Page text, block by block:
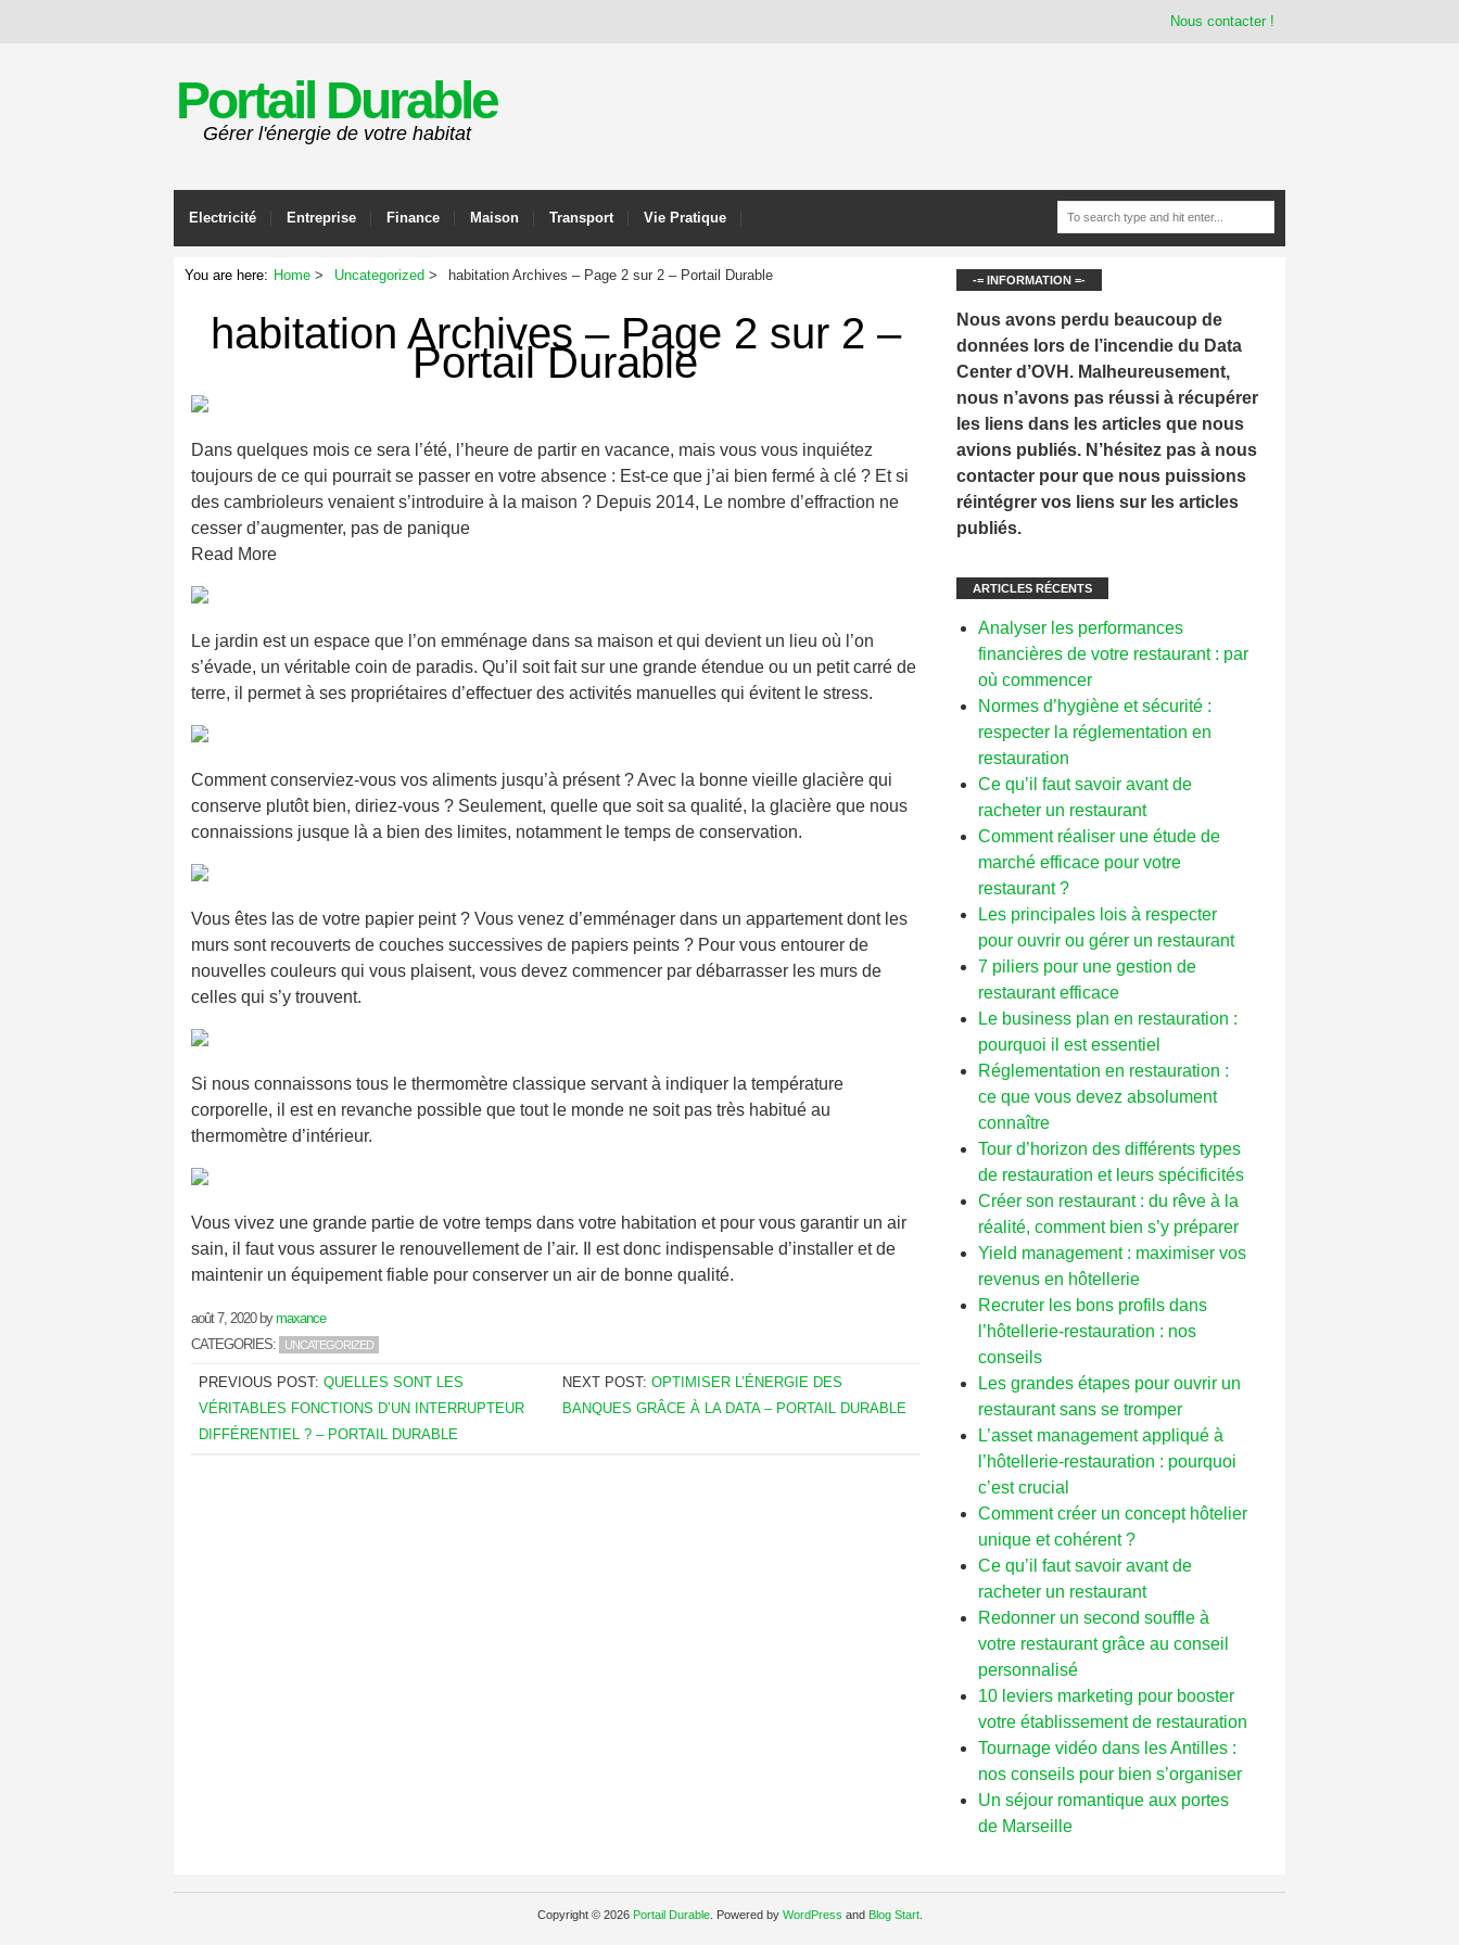
Nous contacter !
Portail Durable
Gérer l'énergie de votre habitat
Electricité Entreprise Finance Maison Transport Vie Pratique
You are here: Home Uncategorized habitation Archives – Page 2 sur 2 – Portail Durable
habitation Archives – Page 2 sur 2 –
Portail Durable
Dans quelques mois ce sera l’été, l’heure de partir en vacance, mais vous vous inquiétez
toujours de ce qui pourrait se passer en votre absence : Est-ce que j’ai bien fermé à clé ? Et si
des cambrioleurs venaient s’introduire à la maison ? Depuis 2014, Le nombre d’effraction ne
cesser d’augmenter, pas de panique
Read More
Le jardin est un espace que l’on emménage dans sa maison et qui devient un lieu où l’on
s’évade, un véritable coin de paradis. Qu’il soit fait sur une grande étendue ou un petit carré de
terre, il permet à ses propriétaires d’effectuer des activités manuelles qui évitent le stress.
Comment conserviez-vous vos aliments jusqu’à présent ? Avec la bonne vieille glacière qui
conserve plutôt bien, diriez-vous ? Seulement, quelle que soit sa qualité, la glacière que nous
connaissions jusque là a bien des limites, notamment le temps de conservation.
Vous êtes las de votre papier peint ? Vous venez d’emménager dans un appartement dont les
murs sont recouverts de couches successives de papiers peints ? Pour vous entourer de
nouvelles couleurs qui vous plaisent, vous devez commencer par débarrasser les murs de
celles qui s’y trouvent.
Si nous connaissons tous le thermomètre classique servant à indiquer la température
corporelle, il est en revanche possible que tout le monde ne soit pas très habitué au
thermomètre d’intérieur.
Vous vivez une grande partie de votre temps dans votre habitation et pour vous garantir un air
sain, il faut vous assurer le renouvellement de l’air. Il est donc indispensable d’installer et de
maintenir un équipement fiable pour conserver un air de bonne qualité.
août 7, 2020bymaxance
CATEGORIES:
UNCATEGORIZED
PREVIOUS POST: QUELLES SONT LES
VÉRITABLES FONCTIONS D’UN INTERRUPTEUR
DIFFÉRENTIEL ? – PORTAIL DURABLE
NEXT POST:OPTIMISER L’ÉNERGIE DES
BANQUES GRÂCE À LA DATA – PORTAIL DURABLE
-= INFORMATION =-
Nous avons perdu beaucoup de
données lors de l’incendie du Data
Center d’OVH. Malheureusement,
nous n’avons pas réussi à récupérer
les liens dans les articles que nous
avions publiés. N’hésitez pas à nous
contacter pour que nous puissions
réintégrer vos liens sur les articles
publiés.
ARTICLES RÉCENTS
Analyser les performances
financières de votre restaurant : par
où commencer
Normes d’hygiène et sécurité :
respecter la réglementation en
restauration
Ce qu’il faut savoir avant de
racheter un restaurant
Comment réaliser une étude de
marché efficace pour votre
restaurant ?
Les principales lois à respecter
pour ouvrir ou gérer un restaurant
7 piliers pour une gestion de
restaurant efficace
Le business plan en restauration :
pourquoi il est essentiel
Réglementation en restauration :
ce que vous devez absolument
connaître
Tour d’horizon des différents types
de restauration et leurs spécificités
Créer son restaurant : du rêve à la
réalité, comment bien s’y préparer
Yield management : maximiser vos
revenus en hôtellerie
Recruter les bons profils dans
l’hôtellerie-restauration : nos
conseils
Les grandes étapes pour ouvrir un
restaurant sans se tromper
L’asset management appliqué à
l’hôtellerie-restauration : pourquoi
c’est crucial
Comment créer un concept hôtelier
unique et cohérent ?
Ce qu’il faut savoir avant de
racheter un restaurant
Redonner un second souffle à
votre restaurant grâce au conseil
personnalisé
10 leviers marketing pour booster
votre établissement de restauration
Tournage vidéo dans les Antilles :
nos conseils pour bien s’organiser
Un séjour romantique aux portes
de Marseille
Copyright © 2026 Portail Durable. Powered by WordPress and Blog Start.